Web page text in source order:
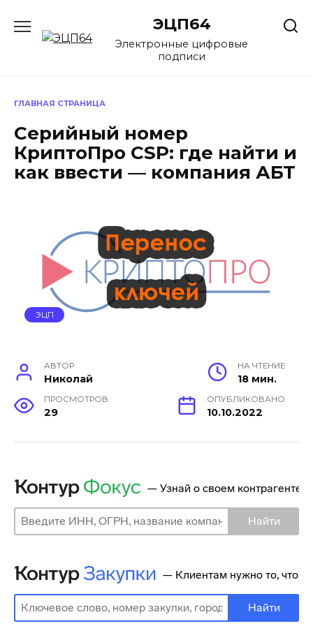
содержанию
ЭЦП64
Электронные цифровые
подписи
ГЛАВНАЯ СТРАНИЦА
Серийный номер
КриптоПро CSP: где найти и
как ввести — компания АБТ
ЭЦП
АВТОР
Николай
НА ЧТЕНИЕ
18 мин.
ПРОСМОТРОВ
29
ОПУБЛИКОВАНО
10.10.2022